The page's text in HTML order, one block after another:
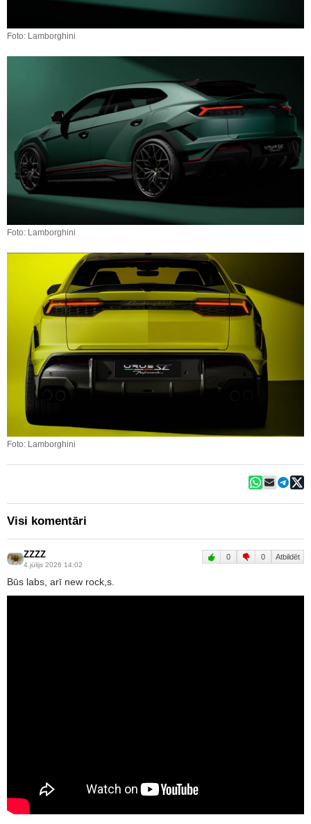
Foto: Lamborghini
Foto: Lamborghini
Foto: Lamborghini
Visi komentāri
ZZZZ
4.jūlijs 2026 14:02
0 0 Atbildēt
Būs labs, arī new rock,s.